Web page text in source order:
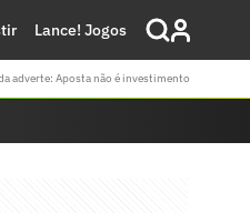
Lance! Jogos
adverte: Aposta não é investimento